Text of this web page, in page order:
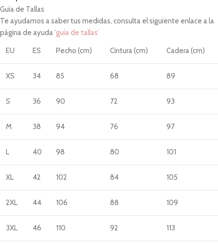
Guía de Tallas
Te ayudamos a saber tus medidas, consulta el siguiente enlace a la
página de ayuda'guía de tallas'
EU ES Pecho (cm) Cintura (cm) Cadera (cm)
XS 34 85 68 89
S 36 90 72 93
M 38 94 76 97
L 40 98 80 101
XL 42 102 84 105
2XL 44 106 88 109
3XL 46 110 92 113